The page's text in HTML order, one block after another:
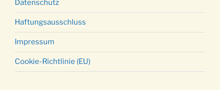
Datenschutz
Haftungsausschluss
Impressum
Cookie-Richtlinie (EU)